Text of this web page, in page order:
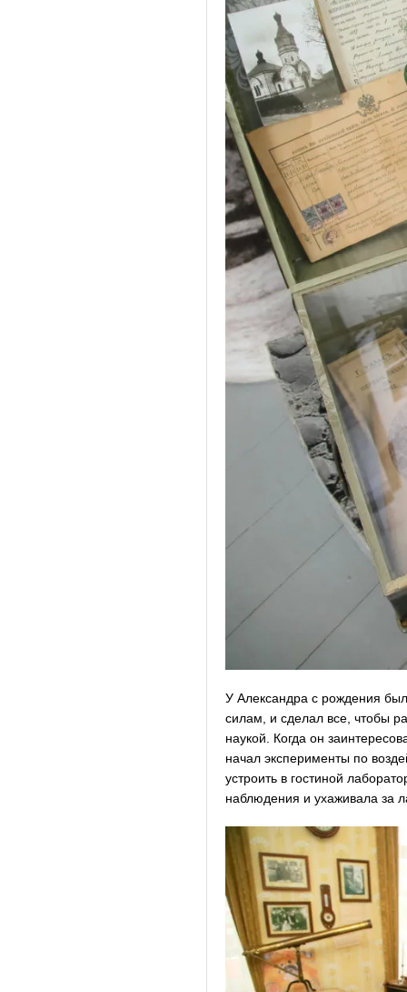
У Александра с рождения
силам, и сделал все, чтобы
наукой. Когда он
начал эксперименты по
устроить в гостиной
наблюдения и ухаживала за